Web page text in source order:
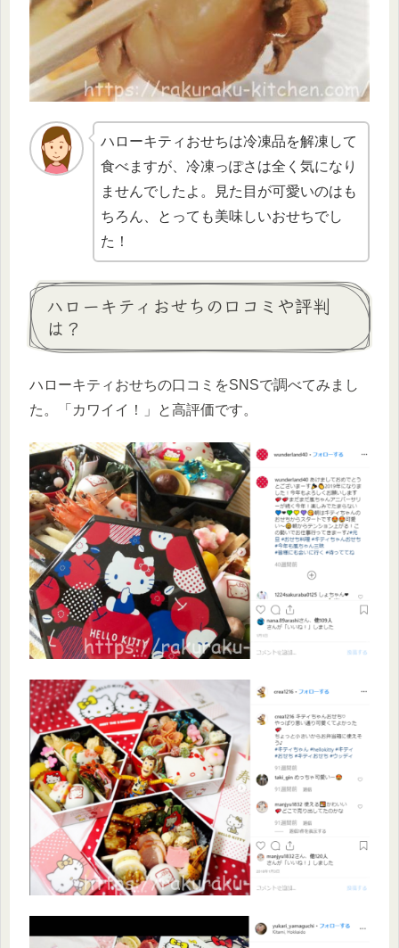
ハローキティおせちは冷凍品を解凍して
食べますが、冷凍っぽさは全く気になり
ませんでしたよ。見た目が可愛いのはも
ちろん、とっても美味しいおせちでし
た！
ハローキティおせちの口コミや評判
は？
ハローキティおせちの口コミをSNSで調べてみまし
た。「カワイイ！」と高評価です。